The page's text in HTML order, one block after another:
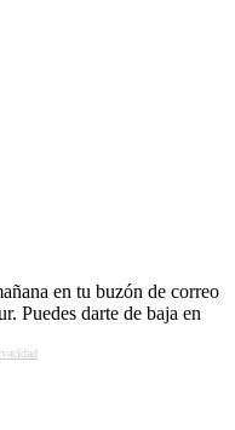
en tu buzón de correo
Puedes darte de baja en